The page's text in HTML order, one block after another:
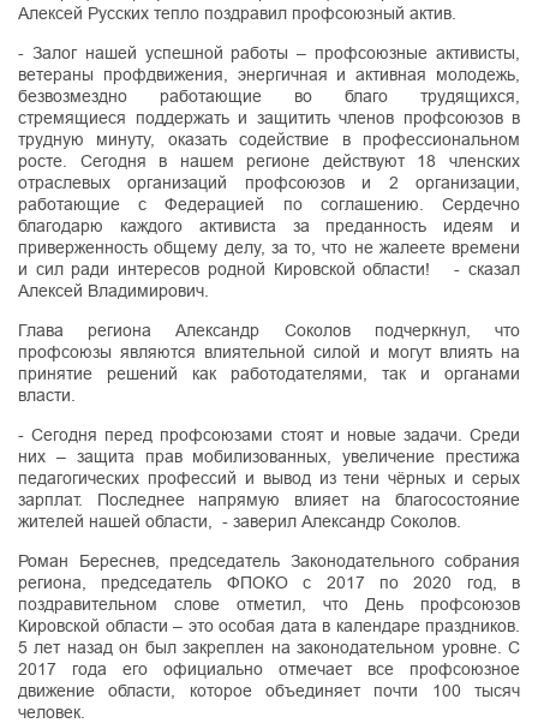
Алексей Русских тепло поздравил профсоюзный актив.
- Залог нашей успешной работы – профсоюзные активисты,
ветераны профдвижения, энергичная и активная молодежь,
безвозмездно работающие во благо трудящихся,
стремящиеся поддержать и защитить членов профсоюзов в
трудную минуту, оказать содействие в профессиональном
росте. Сегодня в нашем регионе действуют 18 членских
отраслевых организаций профсоюзов и 2 организации,
работающие с Федерацией по соглашению. Сердечно
благодарю каждого активиста за преданность идеям и
приверженность общему делу, за то, что не жалеете времени
и сил ради интересов родной Кировской области! - сказал
Алексей Владимирович.
Глава региона Александр Соколов подчеркнул, что
профсоюзы являются влиятельной силой и могут влиять на
принятие решений как работодателями, так и органами
власти.
- Сегодня перед профсоюзами стоят и новые задачи. Среди
них – защита прав мобилизованных, увеличение престижа
педагогических профессий и вывод из тени чёрных и серых
зарплат. Последнее напрямую влияет на благосостояние
жителей нашей области, - заверил Александр Соколов.
Роман Береснев, председатель Законодательного собрания
региона, председатель ФПОКО с 2017 по 2020 год, в
поздравительном слове отметил, что День профсоюзов
Кировской области – это особая дата в календаре праздников.
5 лет назад он был закреплен на законодательном уровне. С
2017 года его официально отмечает все профсоюзное
движение области, которое объединяет почти 100 тысяч
человек.